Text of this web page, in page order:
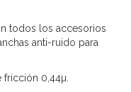
todos los accesorios
anti-ruido para
0,44µ.